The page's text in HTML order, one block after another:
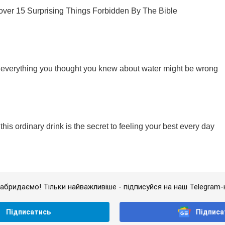
Тільки найважливіше - підписуйся на наш Telegram-
Підписатись